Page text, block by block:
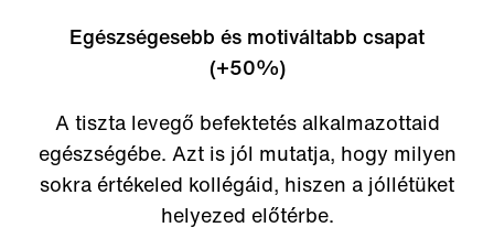
Egészségesebb és motiváltabb csapat
(+50%)
A tiszta levegő befektetés alkalmazottaid
egészségébe. Azt is jól mutatja, hogy milyen
sokra értékeled kollégáid, hiszen a jóllétüket
helyezed előtérbe.